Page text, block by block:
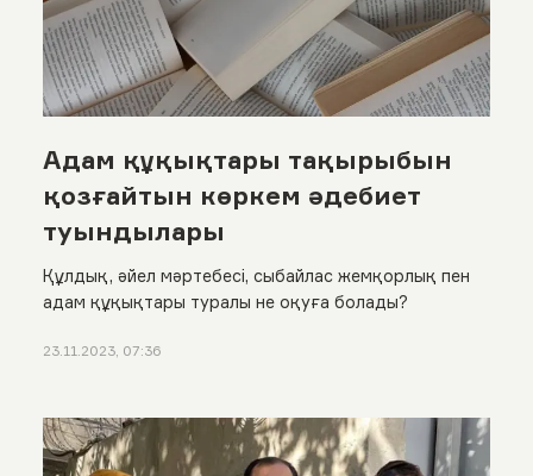
Адам құқықтары тақырыбын
қозғайтын көркем әдебиет
туындылары
Құлдық, әйел мәртебесі, сыбайлас жемқорлық пен
адам құқықтары туралы не оқуға болады?
23.11.2023, 07:36